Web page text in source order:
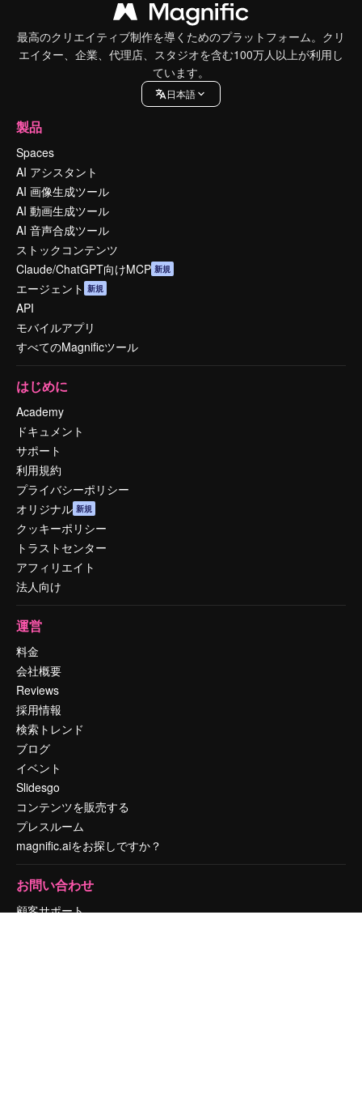
最高のクリエイティブ制作を導くためのプラットフォーム。クリ
エイター、企業、代理店、スタジオを含む100万人以上が利用し
ています。
日本語
製品
Spaces
AI アシスタント
AI 画像生成ツール
AI 動画生成ツール
AI 音声合成ツール
ストックコンテンツ
Claude/ChatGPT向けMCP 新規
エージェント 新規
API
モバイルアプリ
すべてのMagnificツール
はじめに
Academy
ドキュメント
サポート
利用規約
プライバシーポリシー
オリジナル 新規
クッキーポリシー
トラストセンター
アフィリエイト
法人向け
運営
料金
会社概要
Reviews
採用情報
検索トレンド
ブログ
イベント
Slidesgo
コンテンツを販売する
プレスルーム
magnific.aiをお探しですか？
お問い合わせ
顧客サポート